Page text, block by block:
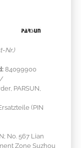
Nr.)
84099900
/
PARSUN,
(PIN
No. 567 Lian
Zone Suzhou